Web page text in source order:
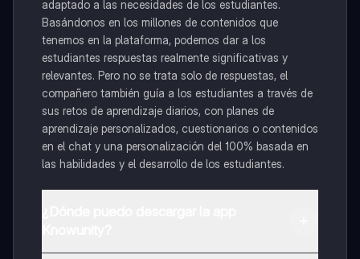
adaptado a las necesidades de los estudiantes.
Basándonos en los millones de contenidos que
tenemos en la plataforma, podemos dar a los
estudiantes respuestas realmente significativas y
relevantes. Pero no se trata solo de respuestas, el
compañero también guía a los estudiantes a través de
sus retos de aprendizaje diarios, con planes de
aprendizaje personalizados, cuestionarios o contenidos
en el chat y una personalización del 100% basada en
las habilidades y el desarrollo de los estudiantes.